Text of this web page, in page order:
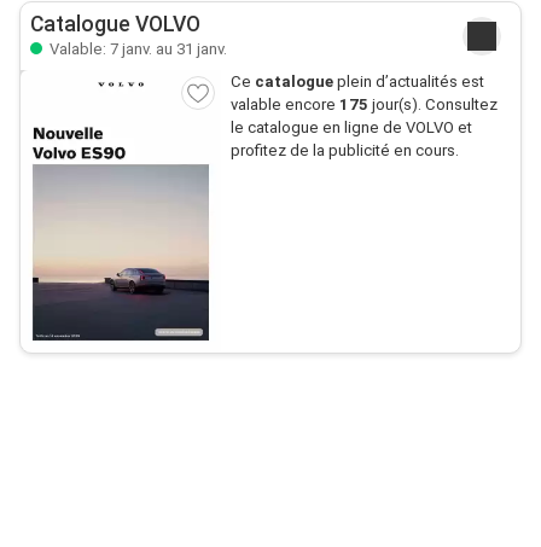
Catalogue VOLVO
Valable: 7 janv. au 31 janv.
Ce catalogueplein d’actualités est
valable encore 175 jour(s). Consultez
le catalogue en ligne de VOLVO et
profitez de la publicité en cours.